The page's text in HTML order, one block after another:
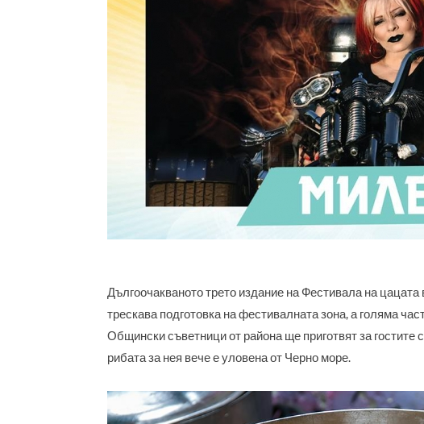
Дългоочакваното трето издание на Фестивала на
трескава подготовка на фестивалната зона, а голяма
Общински съветници от района ще приготвят за
рибата за нея вече е уловена от Черно море.